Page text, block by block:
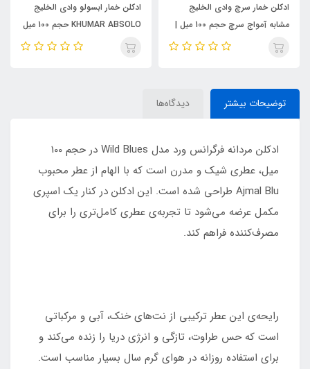
ادکلن خمار سرچ وادی الخلیج
مشابه آمواج سرچ حجم 100 میل |
KHUMAR Search Eau de
ادکلن خمار ابسولو وادی الخلیج
KHUMAR ABSOLO حجم 100 میل
| مشابه اورجینال ایو سن لورن مای
توضیحات بیشتر دیدگاه‌ها
ادکلن مردانه فرگرانس ورد مدل Wild Blues در حجم 100
میل، عطری شیک و مدرن است که با الهام از عطر محبوب
Ajmal Blu طراحی شده است. این ادکلن در کنار یک اسپری
مکمل عرضه می‌شود تا تجربه‌ی عطری کامل‌تری را برای
مصرف‌کننده فراهم کند.
رایحه‌ی این عطر ترکیبی از نت‌های خنک، آبی و مرکباتی
است که حس طراوت، تازگی و انرژی دریا را زنده می‌کند و
برای استفاده روزانه در هوای گرم سال بسیار مناسب است.